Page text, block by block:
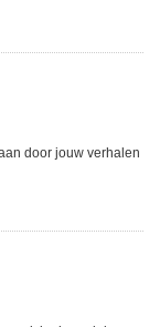
door jouw verhalen